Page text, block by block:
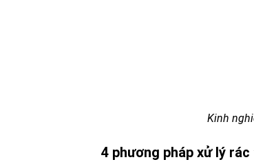
Kinh
4 phương pháp xử lý